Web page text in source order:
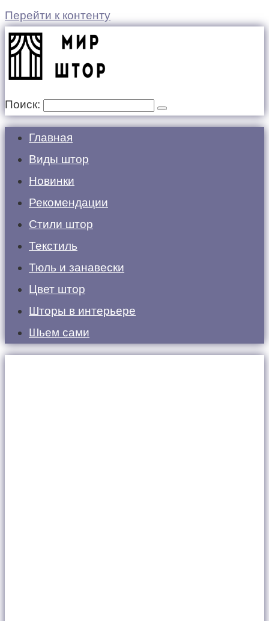
Перейти к контенту
Поиск:
Главная
Виды штор
Новинки
Рекомендации
Стили штор
Текстиль
Тюль и занавески
Цвет штор
Шторы в интерьере
Шьем сами